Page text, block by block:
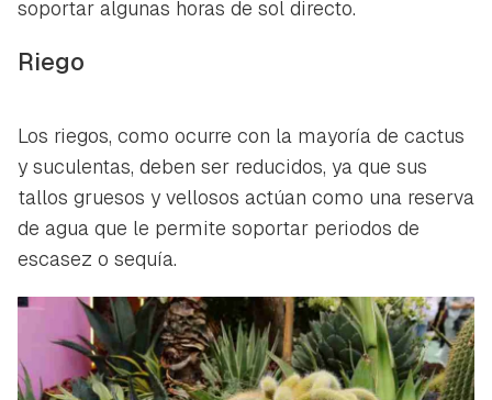
soportar algunas horas de sol directo.
Riego
Los riegos, como ocurre con la mayoría de cactus
y suculentas, deben ser reducidos, ya que sus
tallos gruesos y vellosos actúan como una reserva
de agua que le permite soportar periodos de
escasez o sequía.